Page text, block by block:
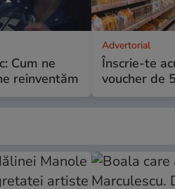
Cum ne
reinventăm
Advertorial
Înscrie-te
voucher de